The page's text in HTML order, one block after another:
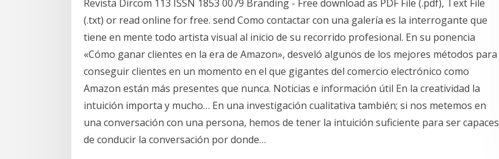
Revista Dircom 113 ISSN 1853 0079 Branding - Free download as PDF File (.pdf), Text File
(.txt) or read online for free. send Como contactar con una galería es la interrogante que
tiene en mente todo artista visual al inicio de su recorrido profesional. En su ponencia
«Cómo ganar clientes en la era de Amazon», desveló algunos de los mejores métodos para
conseguir clientes en un momento en el que gigantes del comercio electrónico como
Amazon están más presentes que nunca. Noticias e información útil En la creatividad la
intuición importa y mucho… En una investigación cualitativa también; si nos metemos en
una conversación con una persona, hemos de tener la intuición suficiente para ser capaces
de conducir la conversación por donde…